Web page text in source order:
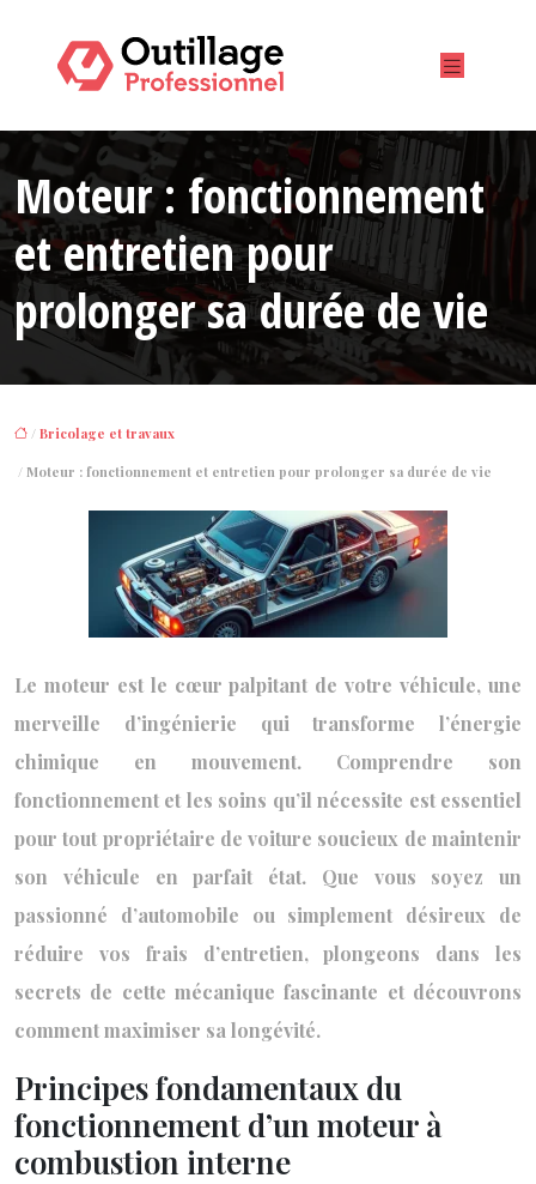
Moteur : fonctionnement
et entretien pour
prolonger sa durée de vie
/ Bricolage et travaux
/ Moteur : fonctionnement et entretien pour prolonger sa durée de vie
Le moteur est le cœur palpitant de votre véhicule, une
merveille d’ingénierie qui transforme l’énergie
chimique en mouvement. Comprendre son
fonctionnement et les soins qu’il nécessite est essentiel
pour tout propriétaire de voiture soucieux de maintenir
son véhicule en parfait état. Que vous soyez un
passionné d’automobile ou simplement désireux de
réduire vos frais d’entretien, plongeons dans les
secrets de cette mécanique fascinante et découvrons
comment maximiser sa longévité.
Principes fondamentaux du
fonctionnement d’un moteur à
combustion interne